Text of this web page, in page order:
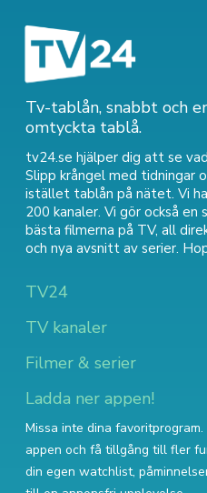
Tv-tablån, snabbt och
omtyckta tablå.
tv24.se hjälper dig att se
Slipp krångel med tidningar
istället tablån på nätet. Vi
200 kanaler. Vi gör också en
bästa filmerna på TV, all
och nya avsnitt av serier.
TV24
TV kanaler
Filmer & serier
Ladda ner appen!
Missa inte dina
appen och få tillgång till fler
din egen watchlist,